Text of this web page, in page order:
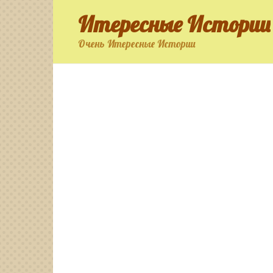
Итересные Истории
Очень Итересные Истории